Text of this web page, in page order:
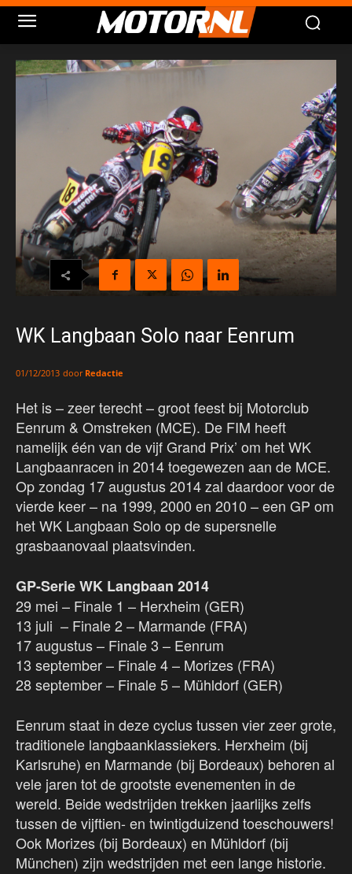
WK Langbaan Solo naar Eenrum
01/12/2013 door Redactie
Het is – zeer terecht – groot feest bij Motorclub
Eenrum & Omstreken (MCE). De FIM heeft
namelijk één van de vijf Grand Prix’ om het WK
Langbaanracen in 2014 toegewezen aan de MCE.
Op zondag 17 augustus 2014 zal daardoor voor de
vierde keer – na 1999, 2000 en 2010 – een GP om
het WK Langbaan Solo op de supersnelle
grasbaanovaal plaatsvinden.
GP-Serie WK Langbaan 2014
29 mei – Finale 1 – Herxheim (GER)
13 juli – Finale 2 – Marmande (FRA)
17 augustus – Finale 3 – Eenrum
13 september – Finale 4 – Morizes (FRA)
28 september – Finale 5 – Mühldorf (GER)
Eenrum staat in deze cyclus tussen vier zeer grote,
traditionele langbaanklassiekers. Herxheim (bij
Karlsruhe) en Marmande (bij Bordeaux) behoren al
vele jaren tot de grootste evenementen in de
wereld. Beide wedstrijden trekken jaarlijks zelfs
tussen de vijftien- en twintigduizend toeschouwers!
Ook Morizes (bij Bordeaux) en Mühldorf (bij
München) zijn wedstrijden met een lange historie.